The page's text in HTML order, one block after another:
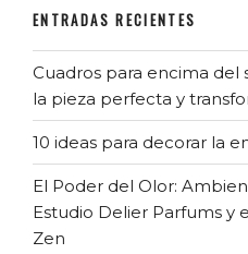
ENTRADAS RECIENTES
Cuadros para encima del
la pieza perfecta y
10 ideas para decorar la
El Poder del Olor:
Estudio Delier Parfums y
Zen